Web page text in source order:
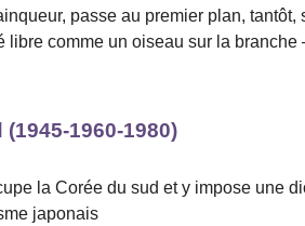
passe au premier plan,
libre comme un oiseau sur la branche
1960-1980)
la Corée du sud et y impose une
japonais